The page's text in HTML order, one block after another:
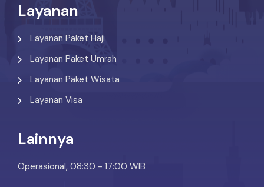
Layanan
Layanan Paket Haji
Layanan Paket Umrah
Layanan Paket Wisata
Layanan Visa
Lainnya
Operasional, 08:30 - 17:00 WIB